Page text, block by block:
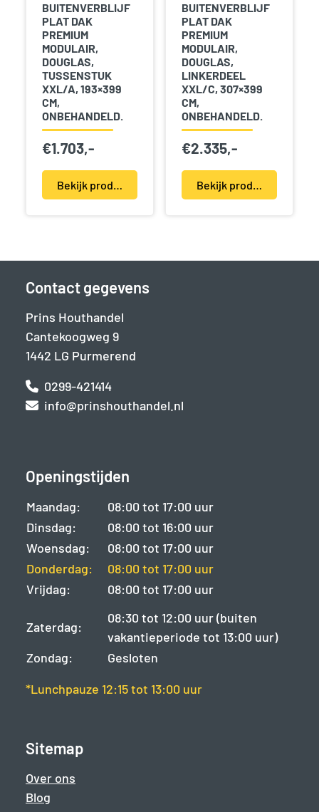
BUITENVERBLIJF
PLAT DAK
PREMIUM
MODULAIR,
DOUGLAS,
TUSSENSTUK
XXL/A, 193×399
CM,
ONBEHANDELD.
€1.703,-
BUITENVERBLIJF
PLAT DAK
PREMIUM
MODULAIR,
DOUGLAS,
LINKERDEEL
XXL/C, 307×399
CM,
ONBEHANDELD.
€2.335,-
Contact gegevens
Prins Houthandel
Cantekoogweg 9
1442 LG Purmerend
0299-421414
info@prinshouthandel.nl
Openingstijden
Maandag:
08:00 tot 17:00 uur
Dinsdag:
08:00 tot 16:00 uur
Woensdag:
08:00 tot 17:00 uur
Donderdag:
08:00 tot 17:00 uur
Vrijdag:
08:00 tot 17:00 uur
Zaterdag:
08:30 tot 12:00 uur (buiten
vakantieperiode tot 13:00 uur)
Zondag:
Gesloten
*Lunchpauze 12:15 tot 13:00 uur
Sitemap
Over ons
Blog